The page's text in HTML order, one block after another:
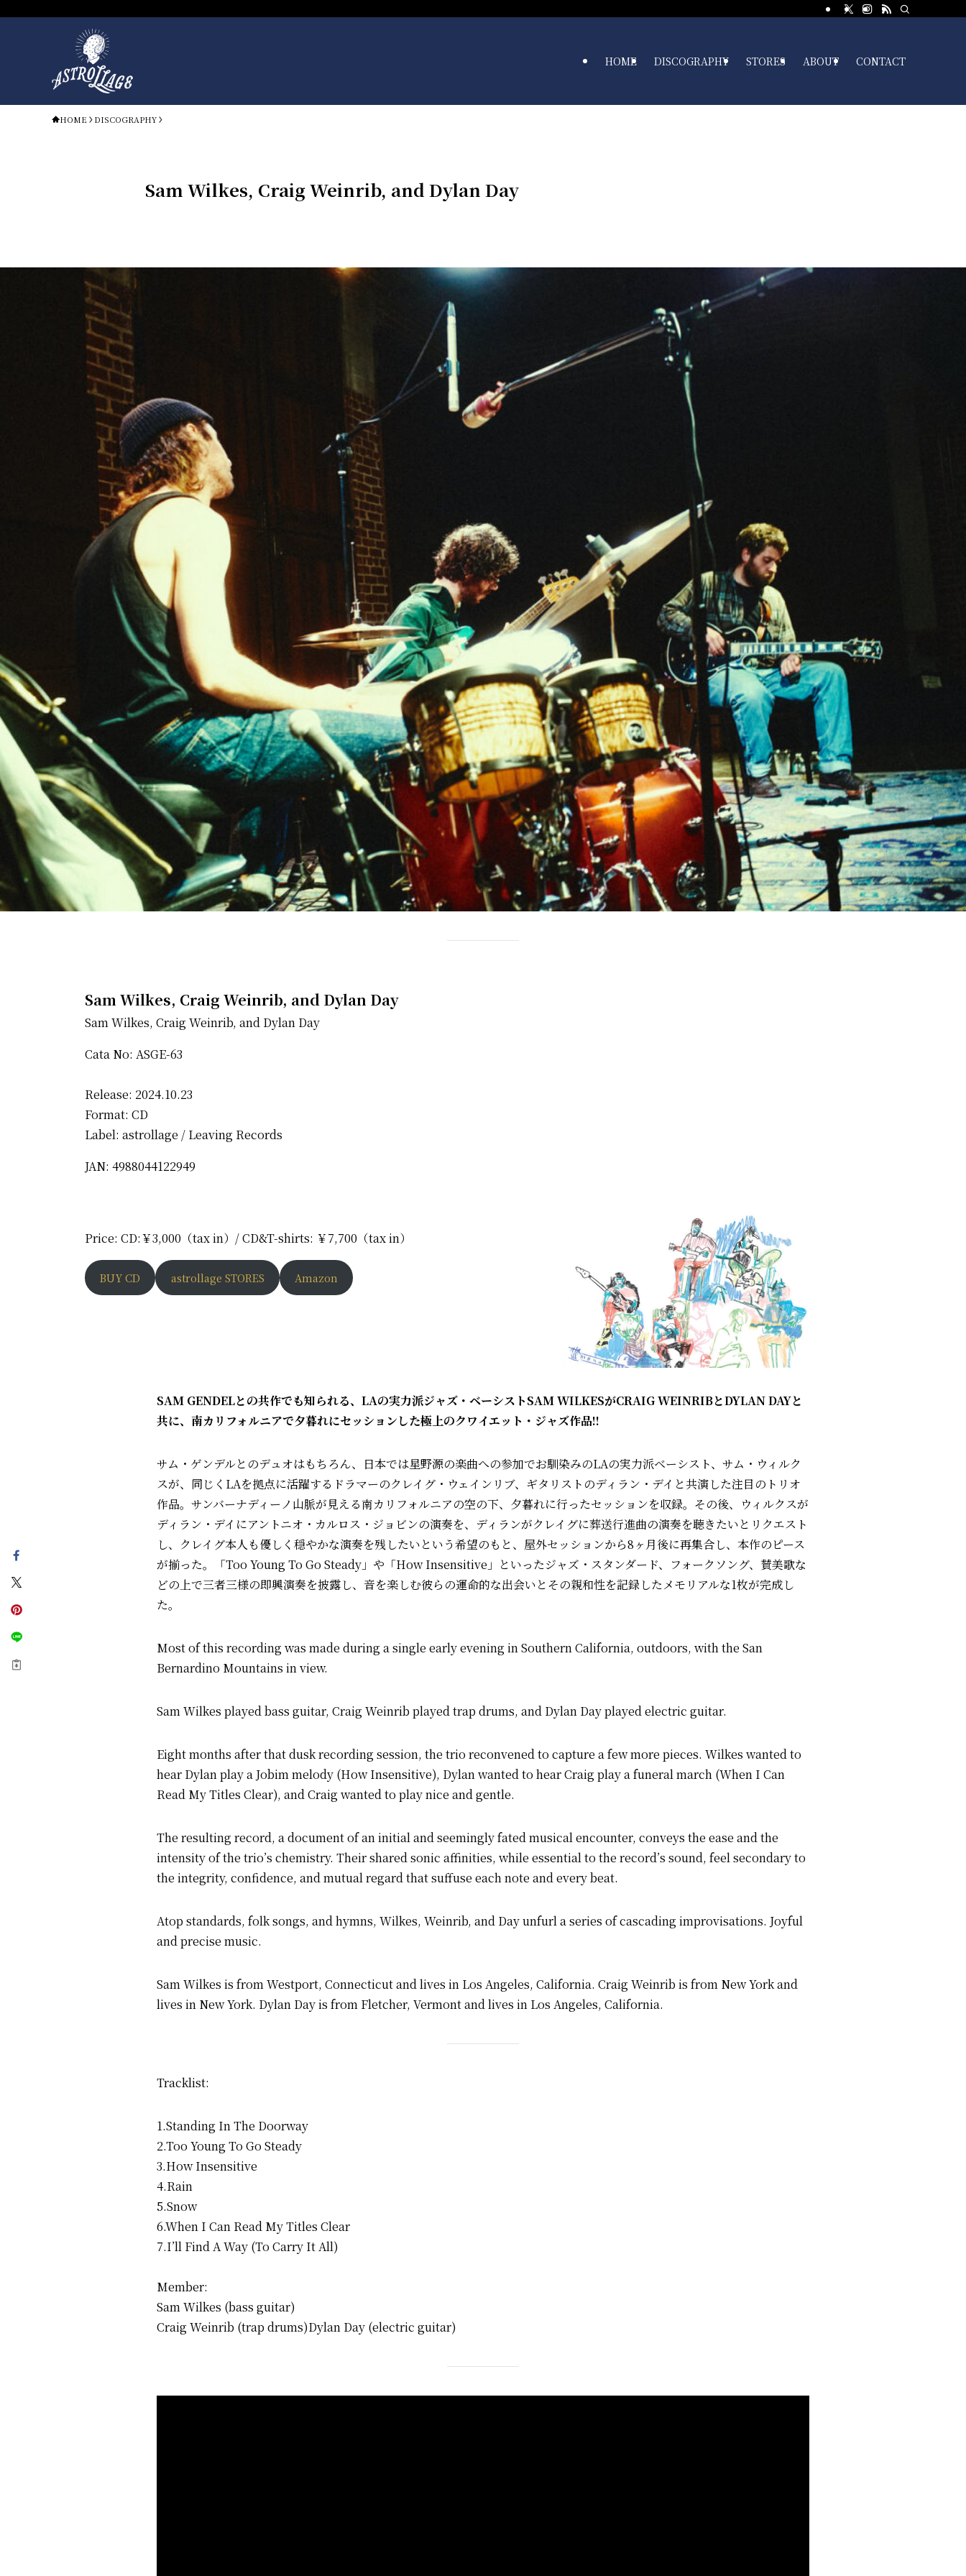
HOME DISCOGRAPHY STORES ABOUT CONTACT
HOME DISCOGRAPHY
Sam Wilkes, Craig Weinrib, and Dylan Day
Sam Wilkes, Craig Weinrib, and Dylan Day
Sam Wilkes, Craig Weinrib, and Dylan Day
Cata No: ASGE-63
Release: 2024.10.23
Format: CD
Label: astrollage / Leaving Records
JAN: 4988044122949
Price: CD:￥3,000（tax in）/ CD&T-shirts: ￥7,700（tax in）
BUY CD astrollage STORES Amazon
SAM GENDELとの共作でも知られる、LAの実力派ジャズ・ベーシストSAM WILKESがCRAIG WEINRIBとDYLAN DAYと
共に、南カリフォルニアで夕暮れにセッションした極上のクワイエット・ジャズ作品!!
サム・ゲンデルとのデュオはもちろん、日本では星野源の楽曲への参加でお馴染みのLAの実力派ベーシスト、サム・ウィルク
スが、同じくLAを拠点に活躍するドラマーのクレイグ・ウェインリブ、ギタリストのディラン・デイと共演した注目のトリオ
作品。サンバーナディーノ山脈が見える南カリフォルニアの空の下、夕暮れに行ったセッションを収録。その後、ウィルクスが
ディラン・デイにアントニオ・カルロス・ジョビンの演奏を、ディランがクレイグに葬送行進曲の演奏を聴きたいとリクエスト
し、クレイグ本人も優しく穏やかな演奏を残したいという希望のもと、屋外セッションから8ヶ月後に再集合し、本作のピース
が揃った。「Too Young To Go Steady」や「How Insensitive」といったジャズ・スタンダード、フォークソング、賛美歌な
どの上で三者三様の即興演奏を披露し、音を楽しむ彼らの運命的な出会いとその親和性を記録したメモリアルな1枚が完成し
た。
Most of this recording was made during a single early evening in Southern California, outdoors, with the San
Bernardino Mountains in view.
Sam Wilkes played bass guitar, Craig Weinrib played trap drums, and Dylan Day played electric guitar.
Eight months after that dusk recording session, the trio reconvened to capture a few more pieces. Wilkes wanted to
hear Dylan play a Jobim melody (How Insensitive), Dylan wanted to hear Craig play a funeral march (When I Can
Read My Titles Clear), and Craig wanted to play nice and gentle.
The resulting record, a document of an initial and seemingly fated musical encounter, conveys the ease and the
intensity of the trio’s chemistry. Their shared sonic affinities, while essential to the record’s sound, feel secondary to
the integrity, confidence, and mutual regard that suffuse each note and every beat.
Atop standards, folk songs, and hymns, Wilkes, Weinrib, and Day unfurl a series of cascading improvisations. Joyful
and precise music.
Sam Wilkes is from Westport, Connecticut and lives in Los Angeles, California. Craig Weinrib is from New York and
lives in New York. Dylan Day is from Fletcher, Vermont and lives in Los Angeles, California.
Tracklist:
1.Standing In The Doorway
2.Too Young To Go Steady
3.How Insensitive
4.Rain
5.Snow
6.When I Can Read My Titles Clear
7.I’ll Find A Way (To Carry It All)
Member:
Sam Wilkes (bass guitar)
Craig Weinrib (trap drums)Dylan Day (electric guitar)